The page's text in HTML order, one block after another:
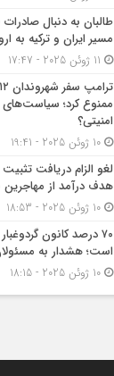
طالبان به دنبال صادرات
مسیر ایران و ترکیه به
ممنوع کرد؛ سیاست‌های
امنیتی؟
10 ژوئن 2025 - 19:41
لغو الزام دریافت
هدف درآمد از مهاجرین
10 ژوئن 2025 - 18:53
۷۰ درصد کانون
است؛ هشدار به
10 ژوئن 2025 - 18:15